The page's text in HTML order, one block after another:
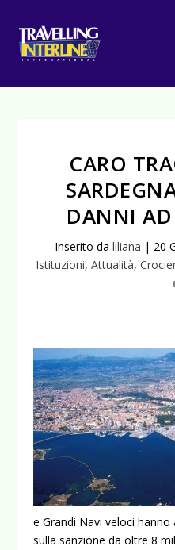
CARO
DANNI
Inserito da liliana | 20
Istituzioni, Attualità,
e Grandi Navi veloci
sulla sanzione da oltre 8